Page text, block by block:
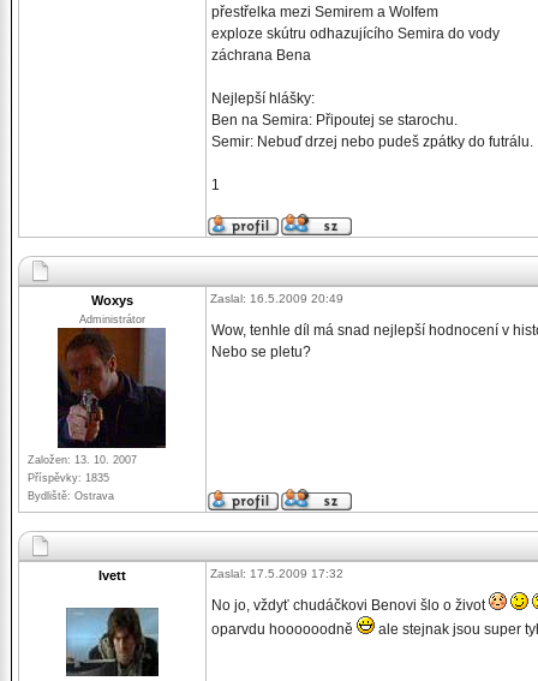
přestřelka mezi Semirem a Wolfem
exploze skútru odhazujícího Semira do vody
záchrana Bena
Nejlepší hlášky:
Ben na Semira: Připoutej se starochu.
Semir: Nebuď drzej nebo pudeš zpátky do futrálu.
1
Woxys
Administrátor
Založen: 13. 10. 2007
Příspěvky: 1835
Bydliště: Ostrava
Zaslal: 16.5.2009 20:49
Wow, tenhle díl má snad nejlepší hodnocení v
Nebo se pletu?
Ivett Zaslal: 17.5.2009 17:32
No jo, vždyť chudáčkovi Benovi šlo o život
oparvdu hoooooodně
ale stejnak jsou super